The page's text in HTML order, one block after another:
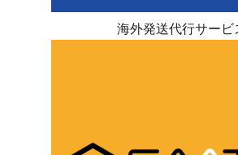
海外発送代行サービ